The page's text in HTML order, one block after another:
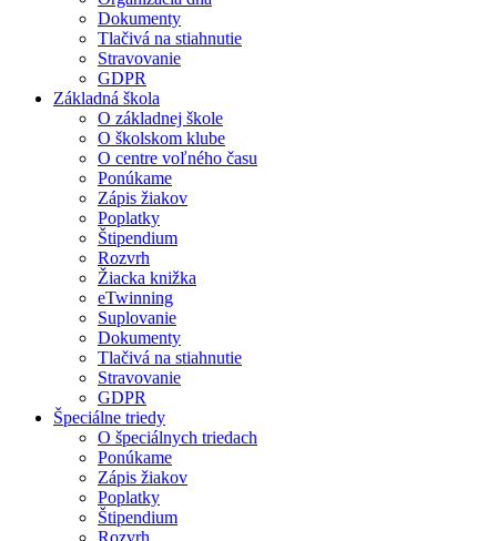
Dokumenty
Tlačivá na stiahnutie
Stravovanie
GDPR
Základná škola
O základnej škole
O školskom klube
O centre voľného času
Ponúkame
Zápis žiakov
Poplatky
Štipendium
Rozvrh
Žiacka knižka
eTwinning
Suplovanie
Dokumenty
Tlačivá na stiahnutie
Stravovanie
GDPR
Špeciálne triedy
O špeciálnych triedach
Ponúkame
Zápis žiakov
Poplatky
Štipendium
Rozvrh